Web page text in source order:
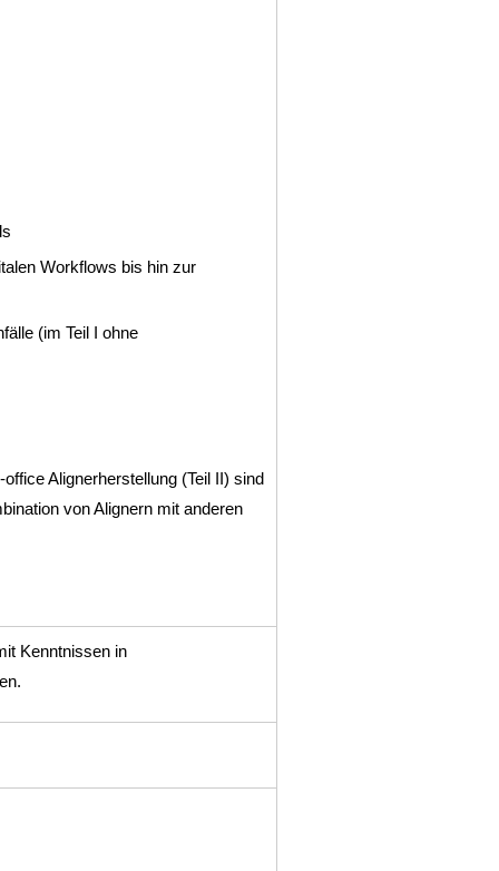
Workflows bis hin zur
(im Teil I ohne
Alignerherstellung (Teil II) sind
von Alignern mit anderen
Kenntnissen in